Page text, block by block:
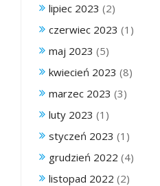
lipiec 2023 (2)
czerwiec 2023 (1)
maj 2023 (5)
kwiecień 2023 (8)
marzec 2023 (3)
luty 2023 (1)
styczeń 2023 (1)
grudzień 2022 (4)
listopad 2022 (2)